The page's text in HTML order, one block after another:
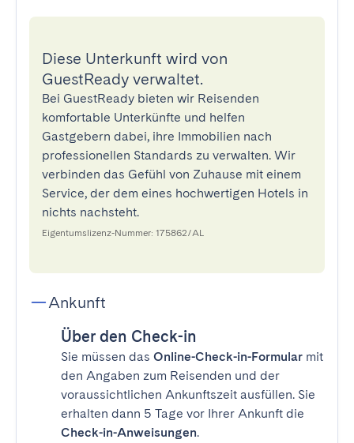
Diese Unterkunft wird von
GuestReady verwaltet.
Bei GuestReady bieten wir Reisenden
komfortable Unterkünfte und helfen
Gastgebern dabei, ihre Immobilien nach
professionellen Standards zu verwalten. Wir
verbinden das Gefühl von Zuhause mit einem
Service, der dem eines hochwertigen Hotels in
nichts nachsteht.
Eigentumslizenz-Nummer: 175862/AL
Ankunft
Über den Check-in
Sie müssen das Online-Check-in-Formular mit
den Angaben zum Reisenden und der
voraussichtlichen Ankunftszeit ausfüllen. Sie
erhalten dann 5 Tage vor Ihrer Ankunft die
Check-in-Anweisungen.